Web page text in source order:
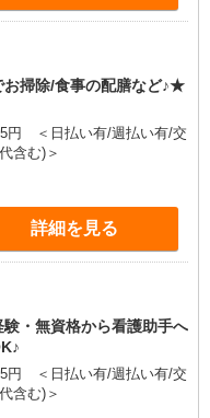
掃除/食事の配膳など♪★
円 ＜日払い有/週払い有/交
含む)＞
詳細を見る
・無資格から看護助手へ
円 ＜日払い有/週払い有/交
含む)＞